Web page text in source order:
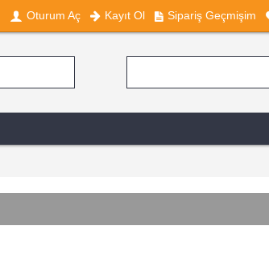
Oturum Aç Kayıt Ol Sipariş Geçmişim